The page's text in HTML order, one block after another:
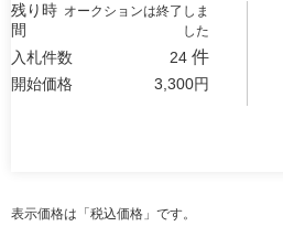
残り時
間
オークションは終了しま
した
入札件数 24 件
開始価格 3,300円
表示価格は「税込価格」です。